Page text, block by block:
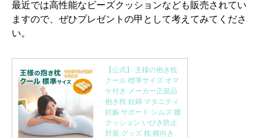
最近では高性能なビーズクッションなども販売されてい
ますので、ぜひプレゼントの甲として考えてみてくださ
い。
【公式】 王様の抱き枕
クール 標準サイズ オマ
ケ付き メーカー正規品
抱き枕 妊婦 マタニティ
妊娠 サポート シムズ 腰
クッション いびき防止
対策 グッズ 枕 横向き